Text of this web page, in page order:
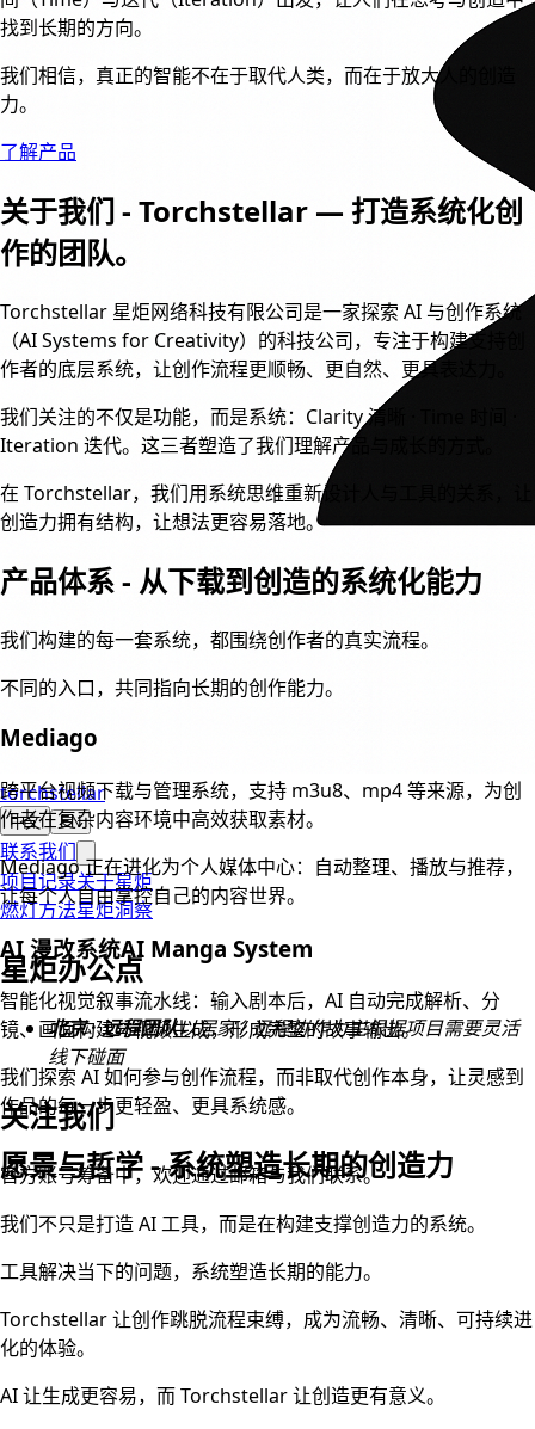
torchstellar
中文 EN
联系我们
项目记录关于星炬
燃灯方法星炬洞察
星炬办公点
北京 · 远程团队以居家 / 远程协作为主根据项目需要灵活
线下碰面
关注我们
官方账号筹备中，欢迎通过邮箱与我们联系。
找到长期的方向。
我们相信，真正的智能不在于取代人类，而在于放大人的创造
力。
了解产品
关于我们- Torchstellar — 打造系统化创
作的团队。
Torchstellar 星炬网络科技有限公司是一家探索 AI 与创作系统
（AI Systems for Creativity）的科技公司，专注于构建支持创
作者的底层系统，让创作流程更顺畅、更自然、更具表达力。
我们关注的不仅是功能，而是系统：Clarity 清晰 · Time 时间 ·
Iteration 迭代。这三者塑造了我们理解产品与成长的方式。
在 Torchstellar，我们用系统思维重新设计人与工具的关系，让
创造力拥有结构，让想法更容易落地。
产品体系- 从下载到创造的系统化能力
我们构建的每一套系统，都围绕创作者的真实流程。
不同的入口，共同指向长期的创作能力。
Mediago
跨平台视频下载与管理系统，支持 m3u8、mp4 等来源，为创
作者在复杂内容环境中高效获取素材。
Mediago 正在进化为个人媒体中心：自动整理、播放与推荐，
让每个人自由掌控自己的内容世界。
AI 漫改系统AI Manga System
智能化视觉叙事流水线：输入剧本后，AI 自动完成解析、分
镜、画面构建与视频生成，形成完整的故事输出。
我们探索 AI 如何参与创作流程，而非取代创作本身，让灵感到
作品的每一步更轻盈、更具系统感。
愿景与哲学-系统塑造长期的创造力
我们不只是打造 AI 工具，而是在构建支撑创造力的系统。
工具解决当下的问题，系统塑造长期的能力。
Torchstellar 让创作跳脱流程束缚，成为流畅、清晰、可持续进
化的体验。
AI 让生成更容易，而 Torchstellar 让创造更有意义。